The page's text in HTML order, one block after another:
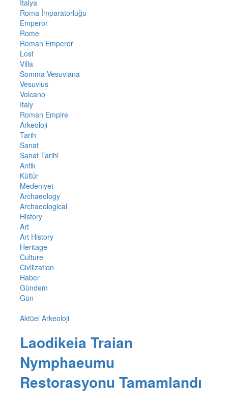
İtalya
Roma İmparatorluğu
Emperor
Rome
Roman Emperor
Lost
Villa
Somma Vesuviana
Vesuvius
Volcano
Italy
Roman Empire
Arkeoloji
Tarih
Sanat
Sanat Tarihi
Antik
Kültür
Medeniyet
Archaeology
Archaeological
History
Art
Art History
Heritage
Culture
Civilization
Haber
Gündem
Gün
Aktüel Arkeoloji
Laodikeia Traian
Nymphaeumu
Restorasyonu Tamamlandı